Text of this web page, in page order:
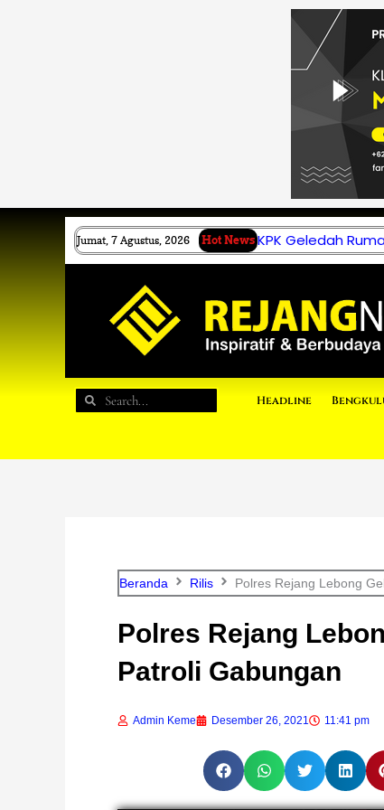
Jumat, 7 Agustus, 2026 Hot News KPK Geledah
Search
Search Headline
Beranda Rilis Polres Rejang Lebong
Polres Rejang
Patroli Gabungan
Admin Keme Desember 26, 2021 11:41 pm